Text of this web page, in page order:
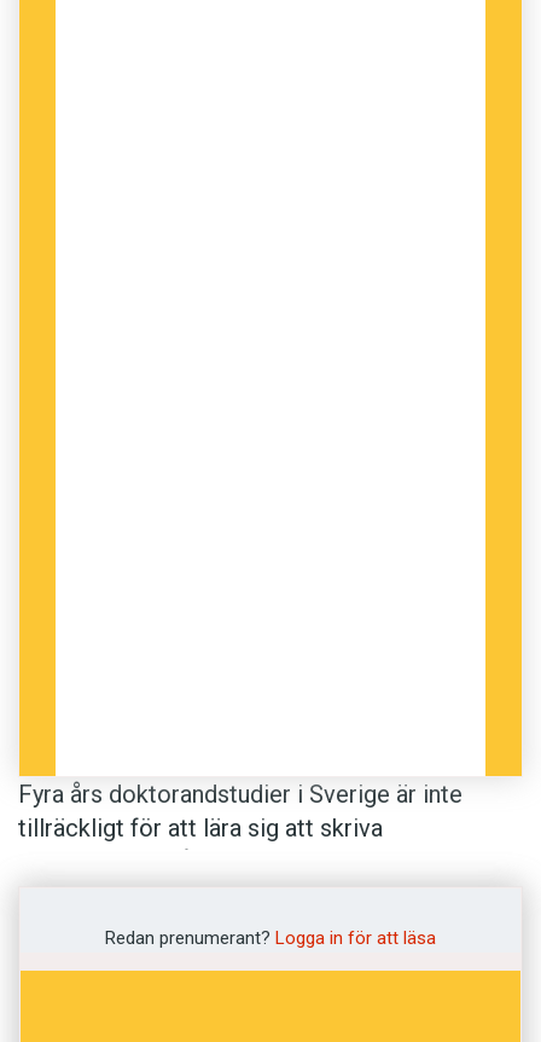
Fyra års doktorandstudier i Sverige är inte
tillräckligt för att lära sig att skriva
vässa språket. Det fastslår språkvetaren Karyn
Redan prenumerant? Logga in för att läsa